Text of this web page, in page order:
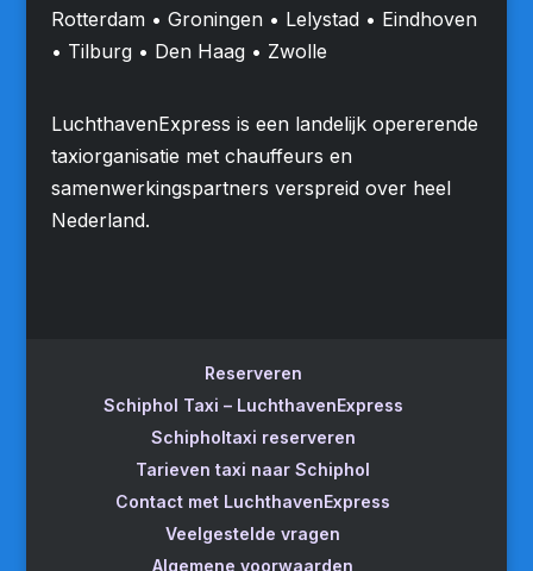
Rotterdam • Groningen • Lelystad • Eindhoven
• Tilburg • Den Haag • Zwolle
LuchthavenExpress is een landelijk opererende
taxiorganisatie met chauffeurs en
samenwerkingspartners verspreid over heel
Nederland.
Reserveren
Schiphol Taxi – LuchthavenExpress
Schipholtaxi reserveren
Tarieven taxi naar Schiphol
Contact met LuchthavenExpress
Veelgestelde vragen
Algemene voorwaarden